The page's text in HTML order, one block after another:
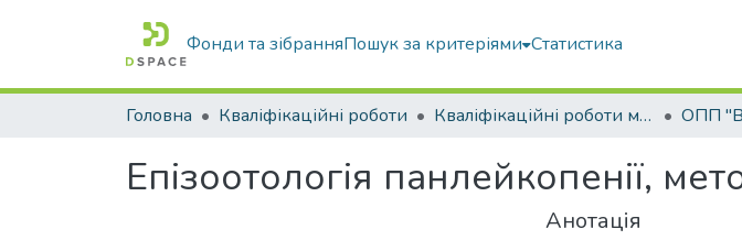
Фонди та зібранняПошук за критеріями Статистика
Головна Кваліфікаційні роботи Кваліфікаційні роботи магістрів
Епізоотологія панлейкопенії,
Анотація